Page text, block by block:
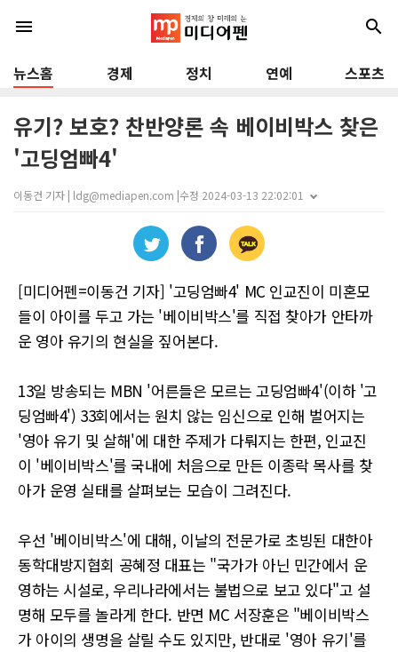
menu search
뉴스홈 경제 정치 연예 스포츠
유기? 보호? 찬반양론 속 베이비박스 찾은
'고딩엄빠4'
이동건 기자 | ldg@mediapen.com |수정 2024-03-13 22:02:01
[미디어펜=이동건 기자] '고딩엄빠4' MC 인교진이 미혼모
들이 아이를 두고 가는 '베이비박스'를 직접 찾아가 안타까
운 영아 유기의 현실을 짚어본다.
13일 방송되는 MBN '어른들은 모르는 고딩엄빠4'(이하 '고
딩엄빠4') 33회에서는 원치 않는 임신으로 인해 벌어지는
'영아 유기 및 살해'에 대한 주제가 다뤄지는 한편, 인교진
이 '베이비박스'를 국내에 처음으로 만든 이종락 목사를 찾
아가 운영 실태를 살펴보는 모습이 그려진다.
우선 '베이비박스'에 대해, 이날의 전문가로 초빙된 대한아
동학대방지협회 공혜정 대표는 "국가가 아닌 민간에서 운
영하는 시설로, 우리나라에서는 불법으로 보고 있다"고 설
명해 모두를 놀라게 한다. 반면 MC 서장훈은 "베이비박스
가 아이의 생명을 살릴 수도 있지만, 반대로 '영아 유기'를